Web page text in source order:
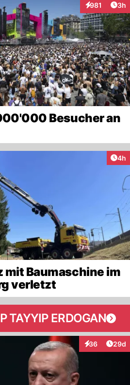
981
Interaktionen
3h
Besucher an
4h
mit Baumaschine im
verletzt
TAYYIP ERDOGAN
36
Interaktionen
29d